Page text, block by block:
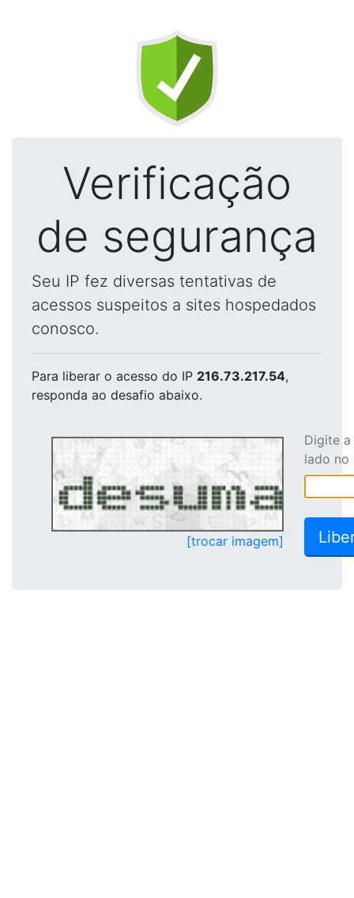
Verificação
de segurança
Seu IP fez diversas tentativas de
acessos suspeitos a sites hospedados
conosco.
Para liberar o acesso do IP 216.73.217.54,
responda ao desafio abaixo.
[trocar imagem]
Digite
lado no